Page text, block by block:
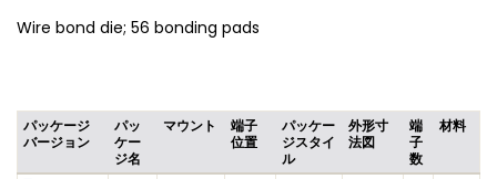
Wire bond die; 56 bonding pads
パッケージ
バージョン
パッ
ケー
ジ名
マウント
端子
位置
パッケー
ジスタイ
ル
外形寸
法図
端
子
数
材料